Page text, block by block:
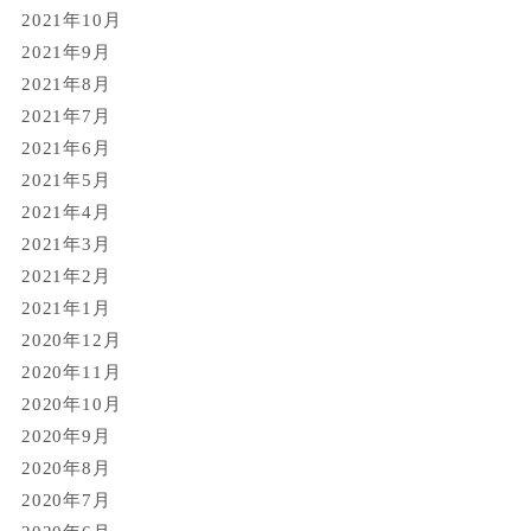
2021年10月
2021年9月
2021年8月
2021年7月
2021年6月
2021年5月
2021年4月
2021年3月
2021年2月
2021年1月
2020年12月
2020年11月
2020年10月
2020年9月
2020年8月
2020年7月